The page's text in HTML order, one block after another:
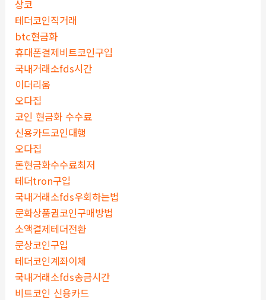
상코
테더코인직거래
btc현금화
휴대폰결제비트코인구입
국내거래소fds시간
이더리움
오다집
코인 현금화 수수료
신용카드코인대행
오다집
돈현금화수수료최저
테더tron구입
국내거래소fds우회하는법
문화상품권코인구매방법
소액결제테더전환
문상코인구입
테더코인계좌이체
국내거래소fds송금시간
비트코인 신용카드